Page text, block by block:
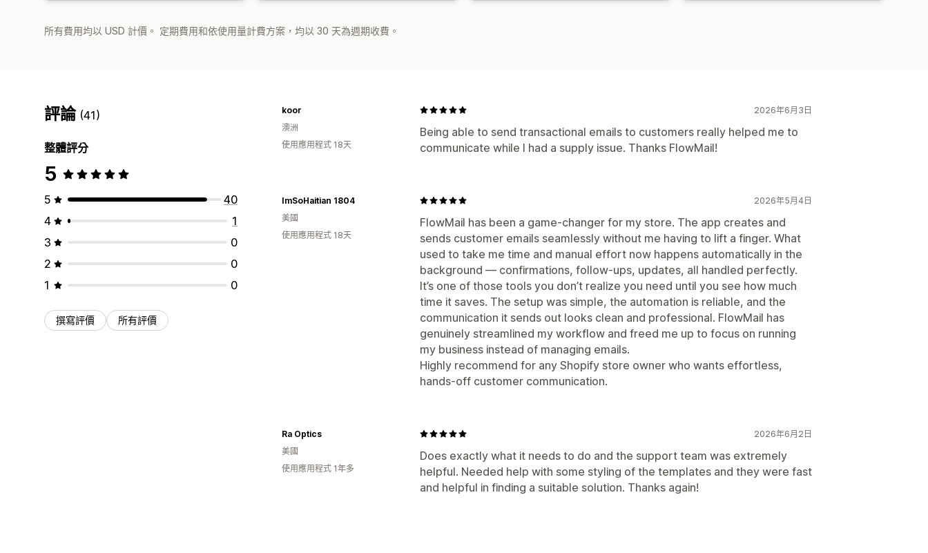
所有費用均以 USD 計價。 定期費用和依使用量計費方案，均以 30 天為週期收費。
評論 (41)
整體評分
5
5
40
4
1
3
0
2
0
1
0
撰寫評價 所有評價
2026年6月3日
Being able to send transactional emails to customers really helped me to
communicate while I had a supply issue. Thanks FlowMail!
koor
澳洲
使用應用程式 18天
2026年5月4日
FlowMail has been a game‑changer for my store. The app creates and
sends customer emails seamlessly without me having to lift a finger. What
used to take me time and manual effort now happens automatically in the
background — confirmations, follow‑ups, updates, all handled perfectly.
It’s one of those tools you don’t realize you need until you see how much
time it saves. The setup was simple, the automation is reliable, and the
communication it sends out looks clean and professional. FlowMail has
genuinely streamlined my workflow and freed me up to focus on running
my business instead of managing emails.
Highly recommend for any Shopify store owner who wants effortless,
hands‑off customer communication.
ImSoHaitian 1804
美國
使用應用程式 18天
2026年6月2日
Does exactly what it needs to do and the support team was extremely
helpful. Needed help with some styling of the templates and they were fast
and helpful in finding a suitable solution. Thanks again!
Ra Optics
美國
使用應用程式 1年多